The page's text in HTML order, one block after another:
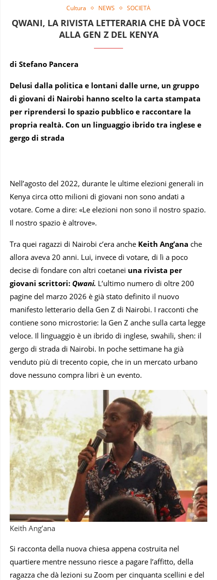
Cultura NEWS SOCIETÀ
QWANI, LA RIVISTA LETTERARIA CHE DÀ VOCE
ALLA GEN Z DEL KENYA
di Stefano Pancera
Delusi dalla politica e lontani dalle urne, un gruppo
di giovani di Nairobi hanno scelto la carta stampata
per riprendersi lo spazio pubblico e raccontare la
propria realtà. Con un linguaggio ibrido tra inglese e
gergo di strada
Nell’agosto del 2022, durante le ultime elezioni generali in
Kenya circa otto milioni di giovani non sono andati a
votare. Come a dire: «Le elezioni non sono il nostro spazio.
Il nostro spazio è altrove».
Tra quei ragazzi di Nairobi c’era anche Keith Ang’ana che
allora aveva 20 anni. Lui, invece di votare, di lì a poco
decise di fondare con altri coetanei una rivista per
giovani scrittori: Qwani. L’ultimo numero di oltre 200
pagine del marzo 2026 è già stato definito il nuovo
manifesto letterario della Gen Z di Nairobi. I racconti che
contiene sono microstorie: la Gen Z anche sulla carta legge
veloce. Il linguaggio è un ibrido di inglese, swahili, shen: il
gergo di strada di Nairobi. In poche settimane ha già
venduto più di trecento copie, che in un mercato urbano
dove nessuno compra libri è un evento.
Keith Ang’ana
Si racconta della nuova chiesa appena costruita nel
quartiere mentre nessuno riesce a pagare l’affitto, della
ragazza che dà lezioni su Zoom per cinquanta scellini e del